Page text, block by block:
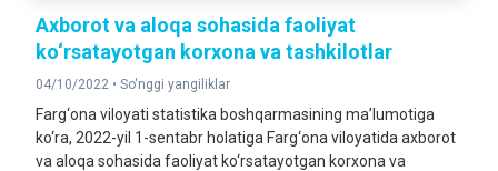
Axborot va aloqa sohasida faoliyat
ko‘rsatayotgan korxona va tashkilotlar
04/10/2022 • So'nggi yangiliklar
Farg‘ona viloyati statistika boshqarmasining ma’lumotiga
ko‘ra, 2022-yil 1-sentabr holatiga Farg‘ona viloyatida axborot
va aloqa sohasida faoliyat ko‘rsatayotgan korxona va